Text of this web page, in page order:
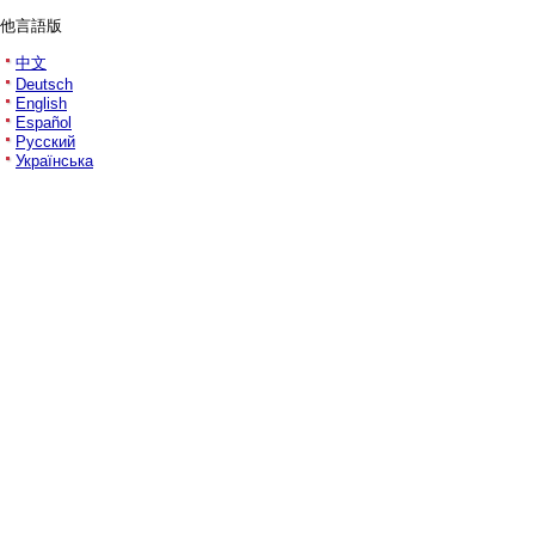
他言語版
中文
Deutsch
English
Español
Русский
Українська